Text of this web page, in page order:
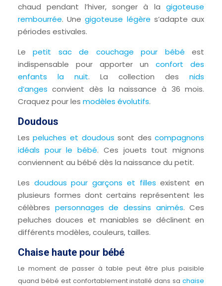
chaud pendant l’hiver, songer à lagigoteuse
rembourrée. Unegigoteuse légère s’adapte aux
périodes estivales.
Lepetit sac de couchage pour bébé est
indispensable pour apporter unconfort des
enfants la nuit. La collection desnids
d’anges convient dès la naissance à 36 mois.
Craquez pour les modèles évolutifs.
Doudous
Lespeluches et doudous sont descompagnons
idéals pour le bébé. Ces jouets tout mignons
conviennent au bébé dès la naissance du petit.
Les doudous pour garçons et filles existent en
plusieurs formes dont certains représentent les
célèbres personnages de dessins animés. Ces
peluches douces et maniables se déclinent en
différents modèles, couleurs, tailles.
Chaise haute pour bébé
Le moment de passer à table peut être plus paisible
quand bébé est confortablement installé dans sachaise